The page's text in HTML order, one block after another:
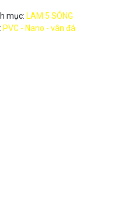
mục: LAM 5 SÓNG
PVC - Nano - vân đá